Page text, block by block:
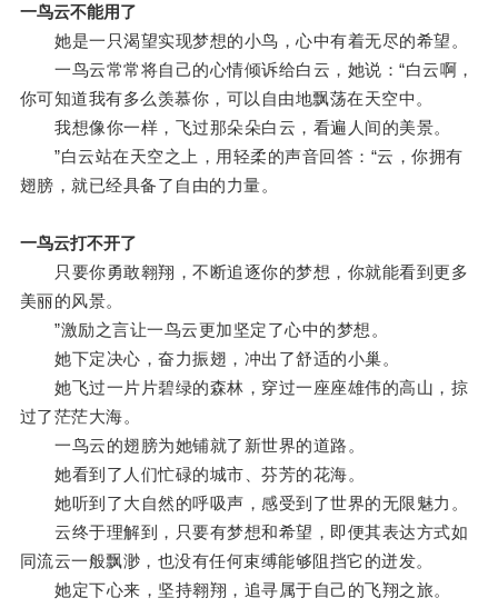
一鸟云不能用了
她是一只渴望实现梦想的小鸟，心中有着无尽的希望。
一鸟云常常将自己的心情倾诉给白云，她说：“白云啊，
你可知道我有多么羡慕你，可以自由地飘荡在天空中。
我想像你一样，飞过那朵朵白云，看遍人间的美景。
”白云站在天空之上，用轻柔的声音回答：“云，你拥有
翅膀，就已经具备了自由的力量。
一鸟云打不开了
只要你勇敢翱翔，不断追逐你的梦想，你就能看到更多
美丽的风景。
”激励之言让一鸟云更加坚定了心中的梦想。
她下定决心，奋力振翅，冲出了舒适的小巢。
她飞过一片片碧绿的森林，穿过一座座雄伟的高山，掠
过了茫茫大海。
一鸟云的翅膀为她铺就了新世界的道路。
她看到了人们忙碌的城市、芬芳的花海。
她听到了大自然的呼吸声，感受到了世界的无限魅力。
云终于理解到，只要有梦想和希望，即便其表达方式如
同流云一般飘渺，也没有任何束缚能够阻挡它的迸发。
她定下心来，坚持翱翔，追寻属于自己的飞翔之旅。